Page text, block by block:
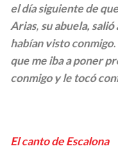
el día siguiente de
Arias, su abuela,
habían visto
que me iba a poner
conmigo y le tocó
El canto de Escalona